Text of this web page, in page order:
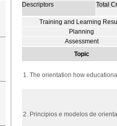
Descriptors
Total
Training and Learning
Planning
Assessment
Topic
1. The orientation how
2. Principios e modelos de